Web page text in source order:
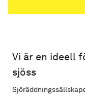
Vi är en ideell
sjöss